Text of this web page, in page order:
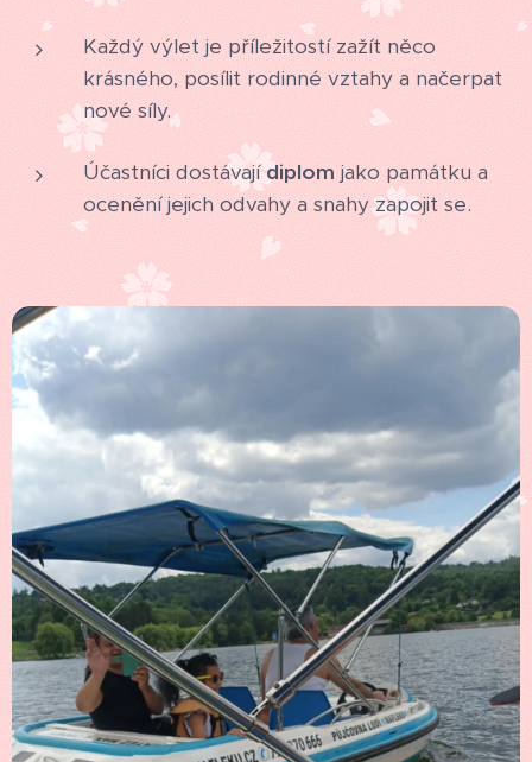
Každý výlet je příležitostí zažít něco
krásného, posílit rodinné vztahy a načerpat
nové síly.
Účastníci dostávajídiplom jako památku a
ocenění jejich odvahy a snahy zapojit se.